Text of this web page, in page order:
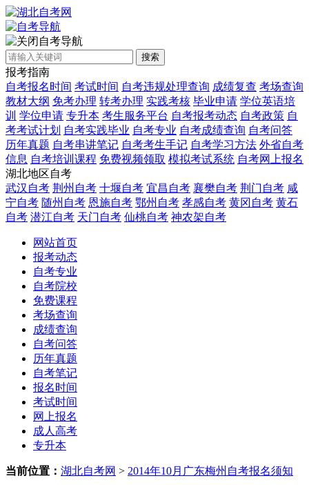
自考导航
搜索
报考指南
自考报名时间 考试时间 自考违规处理查询 成绩复查 考场查询
教材大纲 免考办理 转考办理 实践考核 毕业申请 学位英语培
训 学位申请 专升本 考生服务平台 自考报考动态 自考政策 自
考考试计划 自考实践毕业 自考专业 自考成绩查询 自考问答
历年真题 自考串讲笔记 自考考生手记 自考学习方法 外省自考
信息 自考培训课程 免费视频领取 模拟考试系统 自考网上报名
湖北地区自考
武汉自考 荆州自考 十堰自考 宜昌自考 襄樊自考 荆门自考 咸
宁自考 随州自考 恩施自考 鄂州自考 孝感自考 黄冈自考 黄石
自考 潜江自考 天门自考 仙桃自考 神农架自考
网站首页
报考动态
自考专业
自考院校
免费课程
考场查询
成绩查询
自考问答
历年真题
自考笔记
报名时间
考试时间
网上报名
成人高考
专升本
当前位置： 湖北自考网 > 2014年10月广东梅州自考报名须知